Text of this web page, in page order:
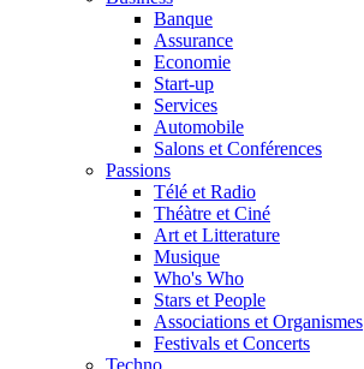
Banque
Assurance
Economie
Start-up
Services
Automobile
Salons et Conférences
Passions
Télé et Radio
Théàtre et Ciné
Art et Litterature
Musique
Who's Who
Stars et People
Associations et Organismes
Festivals et Concerts
Techno